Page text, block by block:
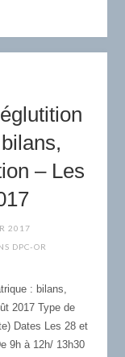
– Les
2017
DPC-OR
: bilans,
2017 Type de
Dates Les 28 et
9h à 12h/ 13h30